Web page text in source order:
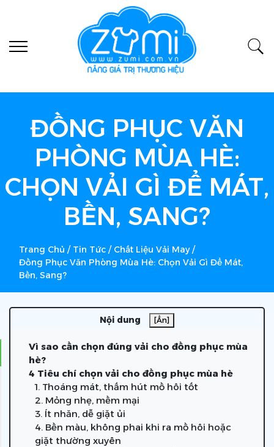
ĐỒNG PHỤC VĂN
PHÒNG MÙA HÈ:
CHỌN VẢI GÌ ĐỂ MÁT,
BỀN, SANG?
Trang Chủ / Tin Tức / Chất Liệu Vải May /
Đồng Phục Văn Phòng Mùa Hè: Chọn Vải Gì Để Mát,
Bền, Sang?
Nội dung [Ẩn]
Vì sao cần chọn đúng vải cho đồng phục mùa
hè?
4 Tiêu chí chọn vải cho đồng phục mùa hè
1. Thoáng mát, thấm hút mồ hôi tốt
2. Mỏng nhẹ, mềm mại
3. Ít nhăn, dễ giặt ủi
4. Bền màu, không phai khi ra mồ hôi hoặc
giặt thường xuyên